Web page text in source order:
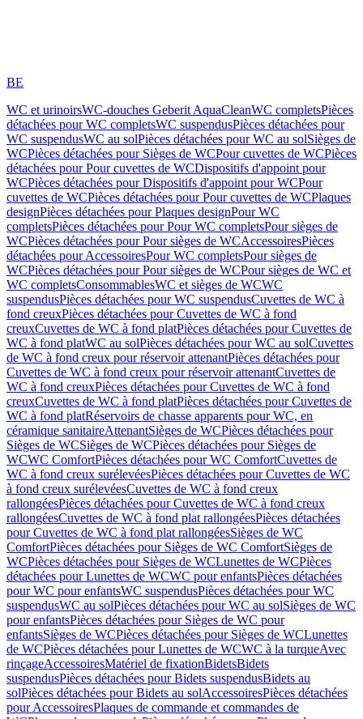
BE
WC et urinoirsWC-douches Geberit AquaCleanWC completsPièces
détachées pour WC completsWC suspendusPièces détachées pour
WC suspendusWC au solPièces détachées pour WC au solSièges de
WCPièces détachées pour Sièges de WCPour cuvettes de WCPièces
détachées pour Pour cuvettes de WCDispositifs d'appoint pour
WCPièces détachées pour Dispositifs d'appoint pour WCPour
cuvettes de WCPièces détachées pour Pour cuvettes de WCPlaques
designPièces détachées pour Plaques designPour WC
completsPièces détachées pour Pour WC completsPour sièges de
WCPièces détachées pour Pour sièges de WCAccessoiresPièces
détachées pour AccessoiresPour WC completsPour sièges de
WCPièces détachées pour Pour sièges de WCPour sièges de WC et
WC completsConsommablesWC et sièges de WCWC
suspendusPièces détachées pour WC suspendusCuvettes de WC à
fond creuxPièces détachées pour Cuvettes de WC à fond
creuxCuvettes de WC à fond platPièces détachées pour Cuvettes de
WC à fond platWC au solPièces détachées pour WC au solCuvettes
de WC à fond creux pour réservoir attenantPièces détachées pour
Cuvettes de WC à fond creux pour réservoir attenantCuvettes de
WC à fond creuxPièces détachées pour Cuvettes de WC à fond
creuxCuvettes de WC à fond platPièces détachées pour Cuvettes de
WC à fond platRéservoirs de chasse apparents pour WC, en
céramique sanitaireAttenantSièges de WCPièces détachées pour
Sièges de WCSièges de WCPièces détachées pour Sièges de
WCWC ComfortPièces détachées pour WC ComfortCuvettes de
WC à fond creux surélevéesPièces détachées pour Cuvettes de WC
à fond creux surélevéesCuvettes de WC à fond creux
rallongéesPièces détachées pour Cuvettes de WC à fond creux
rallongéesCuvettes de WC à fond plat rallongéesPièces détachées
pour Cuvettes de WC à fond plat rallongéesSièges de WC
ComfortPièces détachées pour Sièges de WC ComfortSièges de
WCPièces détachées pour Sièges de WCLunettes de WCPièces
détachées pour Lunettes de WCWC pour enfantsPièces détachées
pour WC pour enfantsWC suspendusPièces détachées pour WC
suspendusWC au solPièces détachées pour WC au solSièges de WC
pour enfantsPièces détachées pour Sièges de WC pour
enfantsSièges de WCPièces détachées pour Sièges de WCLunettes
de WCPièces détachées pour Lunettes de WCWC à la turqueAvec
rinçageAccessoiresMatériel de fixationBidetsBidets
suspendusPièces détachées pour Bidets suspendusBidets au
solPièces détachées pour Bidets au solAccessoiresPièces détachées
pour AccessoiresPlaques de commande et commandes de